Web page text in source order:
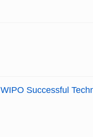
WIPO Successful